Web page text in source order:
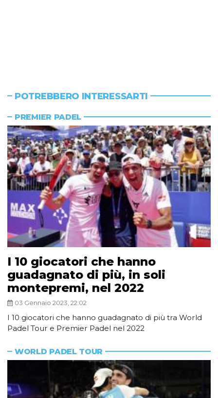
POTREBBERO INTERESSARTI
PREMIER PADEL
I 10 giocatori che hanno
guadagnato di più, in soli
montepremi, nel 2022
03 Gennaio 2023, 22:02
I 10 giocatori che hanno guadagnato di più tra World
Padel Tour e Premier Padel nel 2022
WORLD PADEL TOUR